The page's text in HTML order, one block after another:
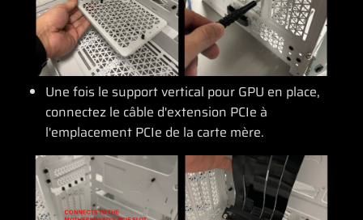
Une fois le support vertical pour GPU en place,
connectez le câble d'extension PCIe à
l'emplacement PCIe de la carte mère.